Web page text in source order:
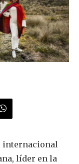
internacional
líder en la